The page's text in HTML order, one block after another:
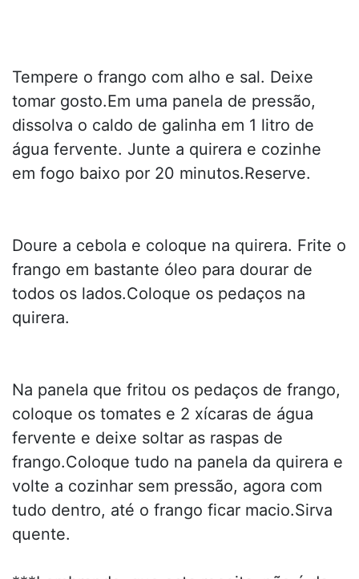
Tempere o frango com alho e sal. Deixe
tomar gosto.Em uma panela de pressão,
dissolva o caldo de galinha em 1 litro de
água fervente. Junte a quirera e cozinhe
em fogo baixo por 20 minutos.Reserve.
Doure a cebola e coloque na quirera. Frite o
frango em bastante óleo para dourar de
todos os lados.Coloque os pedaços na
quirera.
Na panela que fritou os pedaços de frango,
coloque os tomates e 2 xícaras de água
fervente e deixe soltar as raspas de
frango.Coloque tudo na panela da quirera e
volte a cozinhar sem pressão, agora com
tudo dentro, até o frango ficar macio.Sirva
quente.